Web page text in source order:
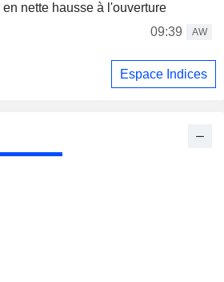
nette hausse à l'ouverture
09:39
AW
Espace Indices